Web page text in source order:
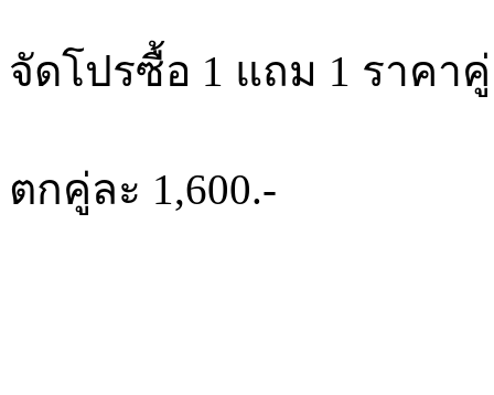
จัดโปรซื้อ 1 แถม 1 ราคาคู่
ตกคู่ละ 1,600.-